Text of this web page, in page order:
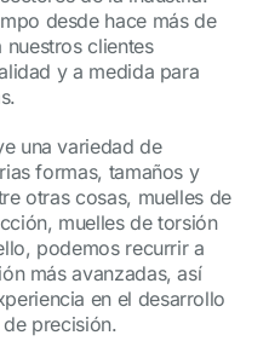
desde hace más de
clientes
y a medida para
una variedad de
formas, tamaños y
otras cosas, muelles de
muelles de torsión
podemos recurrir a
más avanzadas, así
en el desarrollo
precisión.